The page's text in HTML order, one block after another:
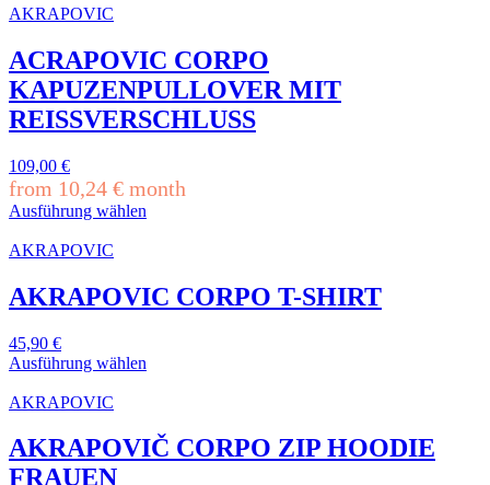
AKRAPOVIC
ACRAPOVIC CORPO
KAPUZENPULLOVER MIT
REISSVERSCHLUSS
109,00 €
from 10,24 € month
Ausführung wählen
Produkt
mehrere
Varianten
Die
Optionen
auf
Produktseite
gewählt
AKRAPOVIC
AKRAPOVIC CORPO T-SHIRT
45,90 €
Ausführung wählen
Produkt
mehrere
Varianten
auf.
AKRAPOVIC
AKRAPOVIČ CORPO ZIP HOODIE
FRAUEN